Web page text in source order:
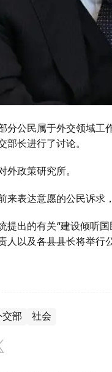
分公民属于外交领域工
部长进行了讨论。
外政策研究所。
来表达意愿的公民诉求
提出的有关“建设倾听
人以及各县县长将举行
交部 社会